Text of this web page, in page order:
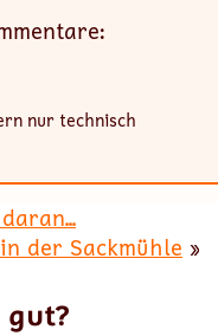
nur technisch
der Sackmühle »